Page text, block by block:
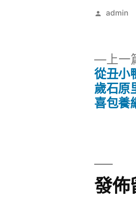
作
admin
上一
從丑小
歲石原
喜包養
發佈